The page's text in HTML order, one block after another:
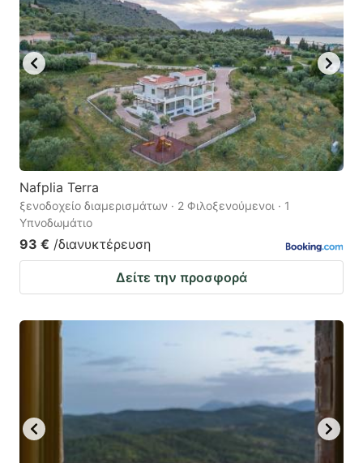
Nafplia Terra
ξενοδοχείο διαμερισμάτων · 2 Φιλοξενούμενοι · 1
Υπνοδωμάτιο
93 € /διανυκτέρευση
Δείτε την προσφορά